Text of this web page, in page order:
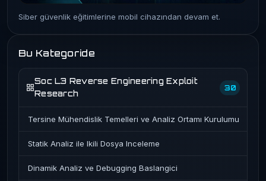
Siber güvenlik eğitimlerine mobil cihazından devam et.
Bu Kategoride
Soc L3 Reverse Engineering Exploit
Research
30
Tersine Mühendislik Temelleri ve Analiz Ortamı Kurulumu
Statik Analiz ile Ikili Dosya Inceleme
Dinamik Analiz ve Debugging Baslangici